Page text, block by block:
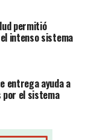
permitió
intenso sistema
entrega ayuda a
el sistema